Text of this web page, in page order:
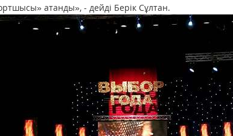
атанды», - дейді Берік Сұлтан.